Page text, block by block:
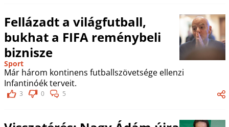
Fellázadt a világfutball,
bukhat a FIFA reménybeli
biznisze
Sport
Már három kontinens futballszövetsége ellenzi
Infantinóék terveit.
3 0 5